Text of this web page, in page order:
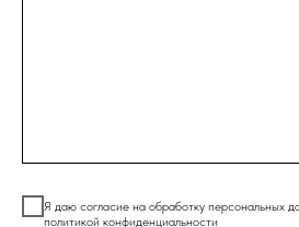
Я даю согласие на обработку персональных
политикой конфиденциальности